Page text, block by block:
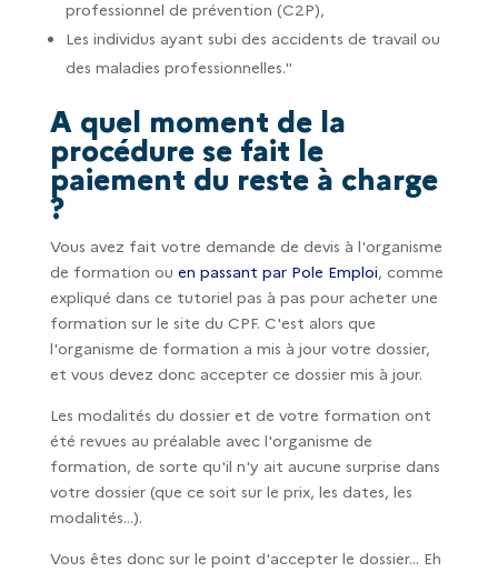
professionnel de prévention (C2P),
Les individus ayant subi des accidents de travail ou
des maladies professionnelles."
A quel moment de la
procédure se fait le
paiement du reste à charge
?
Vous avez fait votre demande de devis à l'organisme
de formation ou en passant par Pole Emploi, comme
expliqué dans ce tutoriel pas à pas pour acheter une
formation sur le site du CPF. C'est alors que
l'organisme de formation a mis à jour votre dossier,
et vous devez donc accepter ce dossier mis à jour.
Les modalités du dossier et de votre formation ont
été revues au préalable avec l'organisme de
formation, de sorte qu'il n'y ait aucune surprise dans
votre dossier (que ce soit sur le prix, les dates, les
modalités...).
Vous êtes donc sur le point d'accepter le dossier... Eh